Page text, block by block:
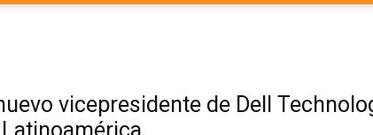
vicepresidente de Dell